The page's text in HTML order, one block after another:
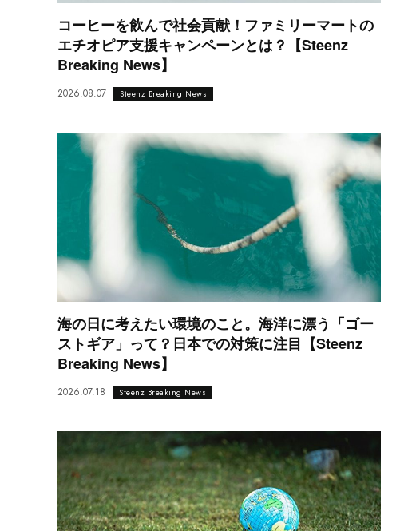
コーヒーを飲んで社会貢献！ファミリーマートの
エチオピア支援キャンペーンとは？【Steenz
Breaking News】
2026.08.07 Steenz Breaking News
海の日に考えたい環境のこと。海洋に漂う「ゴー
ストギア」って？日本での対策に注目【Steenz
Breaking News】
2026.07.18 Steenz Breaking News